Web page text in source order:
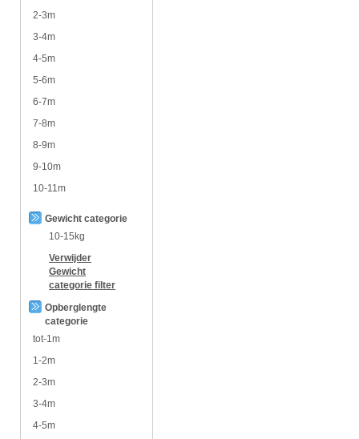
2-3m
3-4m
4-5m
5-6m
6-7m
7-8m
8-9m
9-10m
10-11m
Gewicht categorie
10-15kg
Verwijder
Gewicht
categorie filter
Opberglengte
categorie
tot-1m
1-2m
2-3m
3-4m
4-5m